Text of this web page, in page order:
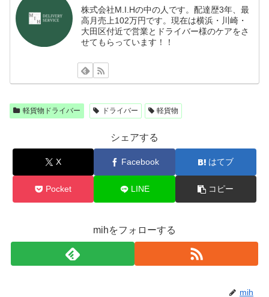
株式会社M.I.Hの中の人です。配達歴3年、最
高月売上102万円です。現在は横浜・川崎・
大田区付近で営業とドライバー様のケアをさ
せてもらっています！！
軽貨物ドライバー ドライバー 軽貨物
シェアする
X Facebook はてブ
Pocket LINE コピー
mihをフォローする
mih